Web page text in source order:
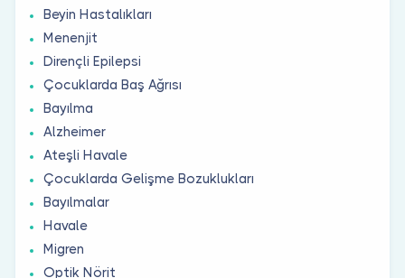
Beyin Hastalıkları
Menenjit
Dirençli Epilepsi
Çocuklarda Baş Ağrısı
Bayılma
Alzheimer
Ateşli Havale
Çocuklarda Gelişme Bozuklukları
Bayılmalar
Havale
Migren
Optik Nörit